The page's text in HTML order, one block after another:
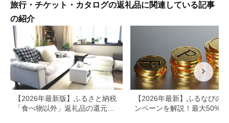
旅行・チケット・カタログの返礼品に関連している記事
の紹介
【2026年最新版】ふるさと納税
「食べ物以外」返礼品の還元率
【2026年最新】ふるなびの
ンペーンを解説！最大50%還